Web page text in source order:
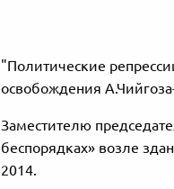
"Политические
освобождения
Заместителю
беспорядках» возле
2014.